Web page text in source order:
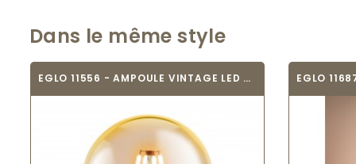
Dans le même style
EGLO 11556 - AMPOULE VINTAGE LED - LED_E27